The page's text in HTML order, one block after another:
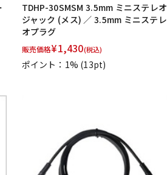
TDHP-30SMSM 3.5mm ミニステレオ
ジャック (メス) ／ 3.5mm ミニステレ
オプラグ
販売価格¥1,430(税込)
ポイント：1% (13pt)